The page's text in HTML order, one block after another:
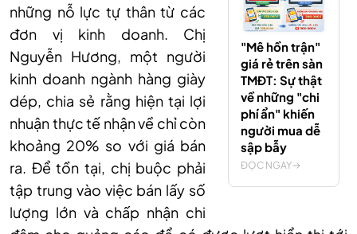
"Mê hồn trận"
giá rẻ trên sàn
TMĐT: Sự thật
về những "chi
phí ẩn" khiến
người mua dễ
sập bẫy
ĐỌC NGAY
những nỗ lực tự thân từ các
đơn vị kinh doanh. Chị
Nguyễn Hương, một người
kinh doanh ngành hàng giày
dép, chia sẻ rằng hiện tại lợi
nhuận thực tế nhận về chỉ còn
khoảng 20% so với giá bán
ra. Để tồn tại, chị buộc phải
tập trung vào việc bán lấy số
lượng lớn và chấp nhận chi